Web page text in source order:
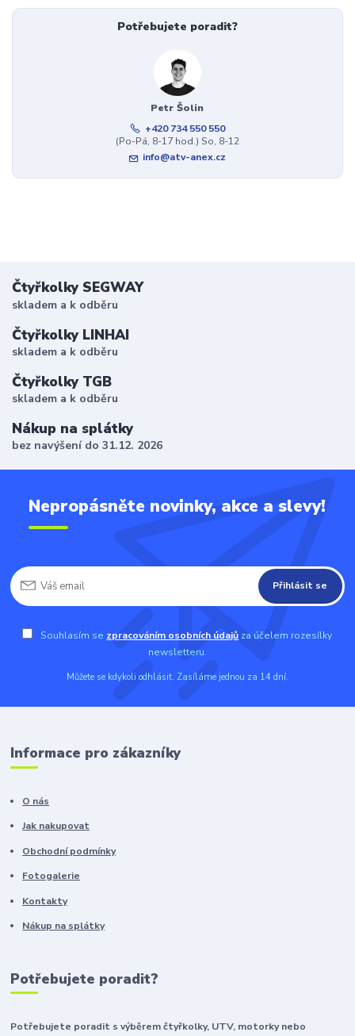
Potřebujete poradit?
Petr Šolin
+420 734 550 550
(Po-Pá, 8-17 hod.) So, 8-12
info@atv-anex.cz
Čtyřkolky SEGWAY
skladem a k odběru
Čtyřkolky LINHAI
skladem a k odběru
Čtyřkolky TGB
skladem a k odběru
Nákup na splátky
bez navýšení do 31.12. 2026
Nepropásněte novinky, akce a slevy!
Přihlásit se
Souhlasím se zpracováním osobních údajů za účelem rozesílky
newsletteru.
Můžete se kdykoli odhlásit. Zasíláme jednou za 14 dní.
Informace pro zákazníky
O nás
Jak nakupovat
Obchodní podmínky
Fotogalerie
Kontakty
Nákup na splátky
Potřebujete poradit?
Potřebujete poradit s výběrem čtyřkolky, UTV, motorky nebo